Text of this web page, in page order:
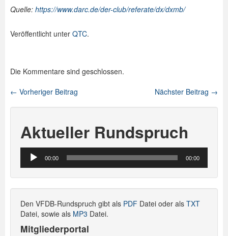
Quelle: https://www.darc.de/der-club/referate/dx/dxmb/
Veröffentlicht unter QTC.
Die Kommentare sind geschlossen.
Beitragsnavigation
Nächster Beitrag →
← Vorheriger Beitrag
Aktueller Rundspruch
Audio-
Player
00:00 00:00
Den VFDB-Rundspruch gibt als PDF Datei oder als TXT
Datei, sowie als MP3 Datei.
Mitgliederportal